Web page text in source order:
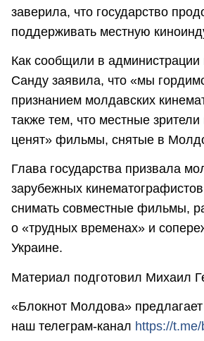
заверила, что государство
поддерживать местную
Как сообщили в администрации
Санду заявила, что «мы
признанием молдавских
также тем, что местные
ценят» фильмы, снятые в
Глава государства призвала
зарубежных
снимать совместные фильмы,
о «трудных временах» и
Украине.
Материал подготовил Михаил
«Блокнот Молдова»
наш телеграм-канал https://